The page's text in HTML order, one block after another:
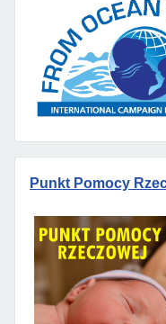
Punkt Pomocy